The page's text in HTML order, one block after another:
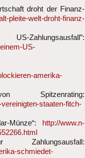
droht der Finanz-
pleite-welt-droht-finanz-
US-
amerika-
staaten-fitch-
Münze“: http://www.n-
schmiedet-